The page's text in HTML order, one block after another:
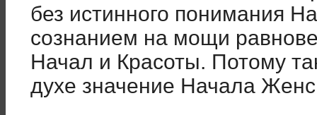
без истинного понимания
созна­нием на мощи
Начал и Красоты. Потому
духе зна­чение Начала